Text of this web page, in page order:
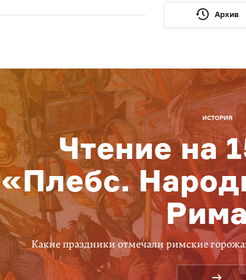
Архив
ИСТОРИЯ
Чтение на
«Плебс.
Какие праздники отмечали римские